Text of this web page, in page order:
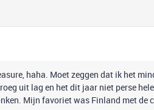
haha. Moet zeggen dat ik het
uit lag en het dit jaar niet perse
Mijn favoriet was Finland met de